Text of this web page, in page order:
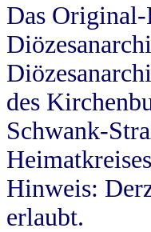
Das
des
Schwank-
Hinweis:
erlaubt.